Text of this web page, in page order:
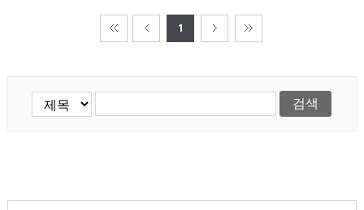
1